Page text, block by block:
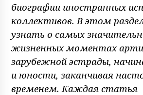
биографии иностранных
коллективов. В этом
узнать о самых
жизненных моментах
зарубежной эстрады,
и юности, заканчивая
временем. Каждая статья